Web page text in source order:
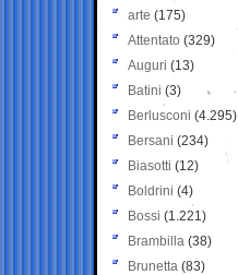
arte (175)
Attentato (329)
Auguri (13)
Batini (3)
Berlusconi (4.295)
Bersani (234)
Biasotti (12)
Boldrini (4)
Bossi (1.221)
Brambilla (38)
Brunetta (83)